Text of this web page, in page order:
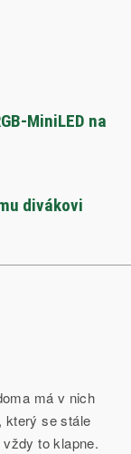
MiniLED na
divákovi
má v nich
který se stále
to klapne.